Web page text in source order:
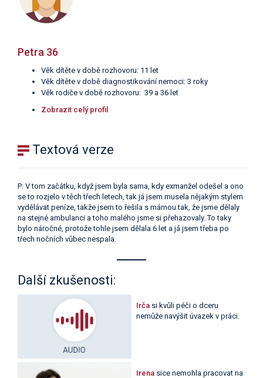
Petra 36
Věk dítěte v době rozhovoru: 11 let
Věk dítěte v době diagnostikování nemoci: 3 roky
Věk rodiče v době rozhovoru: 39 a 36 let
Zobrazit celý profil
Textová verze
P: V tom začátku, když jsem byla sama, kdy exmanžel odešel a ono
se to rozjelo v těch třech letech, tak já jsem musela nějakým stylem
vydělávat peníze, takže jsem to řešila s mámou tak, že jsme dělaly
na stejné ambulanci a toho malého jsme si přehazovaly. To taky
bylo náročné, protože tohle jsem dělala 6 let a já jsem třeba po
třech nočních vůbec nespala.
Další zkušenosti:
Irčasi kvůli péči o dceru
nemůže navýšit úvazek v práci.
Irenasice nemohla pracovat na